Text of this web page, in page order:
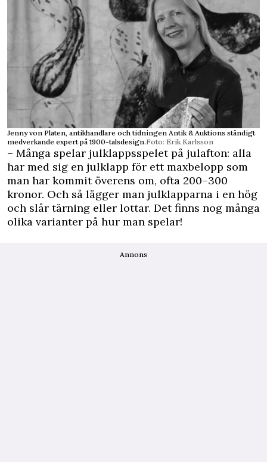
Jenny von Platen, antikhandlare och tidningen Antik & Auktions ständigt
medverkande expert på 1900-talsdesign.Foto: Erik Karlsson
– Många spelar julklappsspelet på julafton: alla
har med sig en julklapp för ett maxbelopp som
man har kommit överens om, ofta 200–300
kronor. Och så lägger man julklapparna i en hög
och slår tärning eller lottar. Det finns nog många
olika varianter på hur man spelar!
Annons